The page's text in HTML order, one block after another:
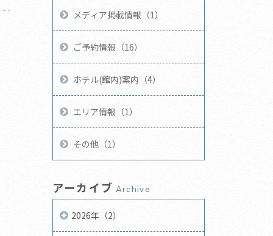
メディア掲載情報（1）
ご予約情報（16）
ホテル(館内)案内（4）
エリア情報（1）
その他（1）
アーカイブ Archive
2026年（2）